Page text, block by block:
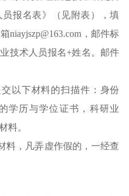
员报名表》（见附表），填
niayjszp@163.com，邮件标
技术人员报名+姓名。邮件
以下材料的扫描件：身份
学历与学位证书，科研业
料。
料，凡弄虚作假的，一经查